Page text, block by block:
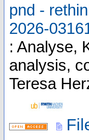
pnd -
2026-
: Analyse,
analysis,
Teresa